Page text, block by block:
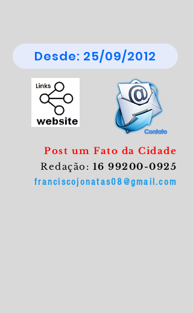
Desde: 25/09/2012
Post um Fato da Cidade
Redação: 16 99200-0925
franciscojonatas08@gmail.com